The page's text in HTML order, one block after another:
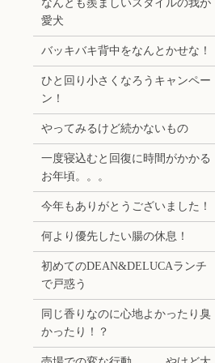
なんとも羨ましいスタイルの我が
愛犬
バッキバキ背中をなんとかせな！
ひと回り小さくなろうキャンペー
ン！
やってみるけど続かないもの
一度寝込むと回復に時間がかかる
お年頃。。。
今年もありがとうございました！
何より優先したい腸の休息！
初めてのDEAN&DELUCAランチ
で戸惑う
同じ香りなのに心地よかったり臭
かったり！？